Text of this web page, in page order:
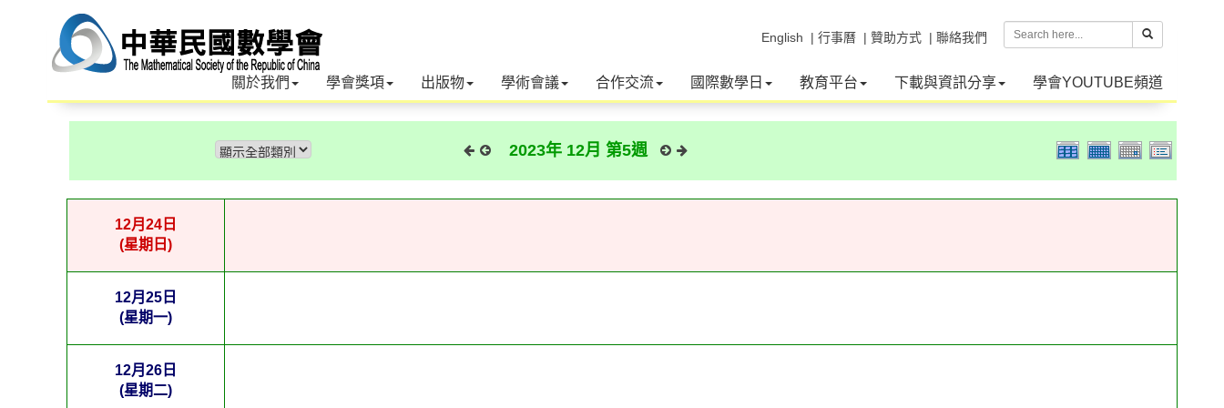
| 聯絡我們
| 贊助方式
| 行事曆
English
關於我們 學會獎項 出版物 學術會議 合作交流 國際數學日 教育平台 下載與資訊分享 學會YOUTUBE頻道
2023年 12月 第5週
12月24日
(星期日)
12月25日
(星期一)
12月26日
(星期二)